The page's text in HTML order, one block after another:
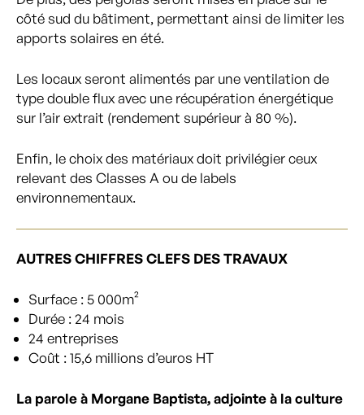
côté sud du bâtiment, permettant ainsi de limiter les
apports solaires en été.
Les locaux seront alimentés par une ventilation de
type double flux avec une récupération énergétique
sur l’air extrait (rendement supérieur à 80 %).
Enfin, le choix des matériaux doit privilégier ceux
relevant des Classes A ou de labels
environnementaux.
AUTRES CHIFFRES CLEFS DES TRAVAUX
Surface : 5 000m²
Durée : 24 mois
24 entreprises
Coût : 15,6 millions d’euros HT
La parole à Morgane Baptista, adjointe à la culture